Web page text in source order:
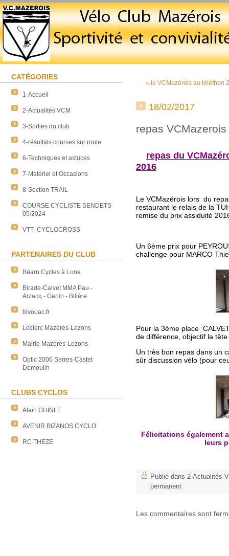
CATÉGORIES
1-Accueil
2-Actualités VCM
3-Sorties du club
4-résultats courses sur route
6-Techniques et astuces
7-Matériel et Occasions
8-Section TRAIL
COURSE CYCLISTE SENDETS
05/2024
VTT- CYCLOCROSS
PARTENAIRES DU CLUB
Béarn Cycles à Lons
Birade-Calvet MMA Pau -
Arzacq - Garlin - Billère
bivouac.fr
Leclerc Mazères-Lezons
Mairie Mazères-Lezons
Optic 2000 Serres-Castet
Demoulin
CLUBS CYCLOS
Alain GUINLE
AVENIR BIZANOS CYCLO
RC THEZE
« le VCMazérois au téléthon
18/02/2017
repas
repas du
2016
Le VCMazérois lors du
restaurant le relais de la
remise du prix assiduité
Un 6ème prix pour
challenge pour MARCO
Pour la 3ème place
de différence, objectif la
Un très bon repas dans un
sûr discussion vélo (pour
Félicitations également
leurs
Publié dans 2-Actualités
permanent
Les commentaires sont